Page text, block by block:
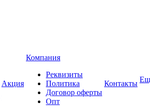
Акция
Компания
Реквизиты
Политика
Договор оферты
Опт
Контакты